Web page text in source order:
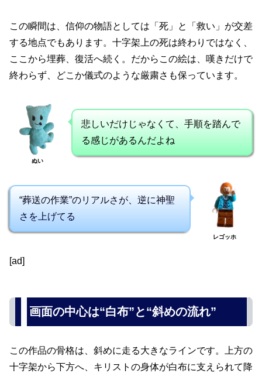
この瞬間は、信仰の物語としては「死」と「救い」が交差
する地点でもあります。十字架上の死は終わりではなく、
ここから埋葬、復活へ続く。だからこの絵は、嘆きだけで
終わらず、どこか儀式のような厳粛さも保っています。
ぬい
悲しいだけじゃなくて、手順を踏んで
る感じがあるんだよね
“葬送の作業”のリアルさが、逆に神聖
さを上げてる
レゴッホ
[ad]
画面の中心は“白布”と“斜めの流れ”
この作品の骨格は、斜めに走る大きなラインです。上方の
十字架から下方へ、キリストの身体が白布に支えられて降